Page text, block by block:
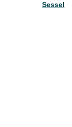
Sessel